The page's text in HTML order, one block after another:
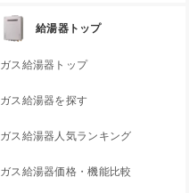
給湯器トップ
ガス給湯器トップ
ガス給湯器を探す
ガス給湯器人気ランキング
ガス給湯器価格・機能比較